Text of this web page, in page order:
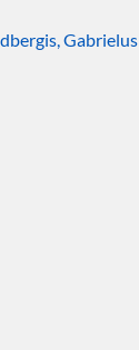
Gabrielus